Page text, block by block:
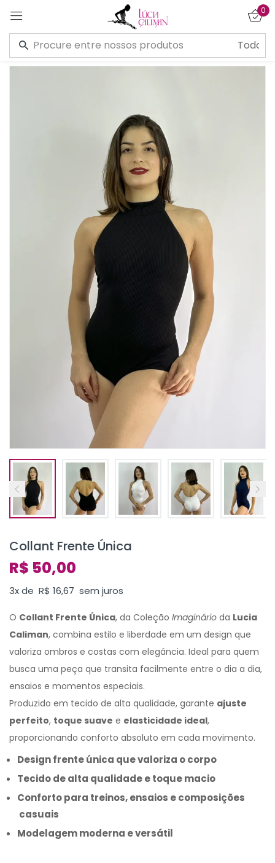
0
Collant Frente Única
R$ 50,00
3x de R$ 16,67 sem juros
O Collant Frente Única, da Coleção Imaginário da Lucia
Caliman, combina estilo e liberdade em um design que
valoriza ombros e costas com elegância. Ideal para quem
busca uma peça que transita facilmente entre o dia a dia,
ensaios e momentos especiais.
Produzido em tecido de alta qualidade, garante ajuste
perfeito, toque suave e elasticidade ideal,
proporcionando conforto absoluto em cada movimento.
Design frente única que valoriza o corpo
Tecido de alta qualidade e toque macio
Conforto para treinos, ensaios e composições
casuais
Modelagem moderna e versátil
Entrar
Lembre de mim Esqueceu a senha?
CONECTE-SE
CRIAR UMA CONTA